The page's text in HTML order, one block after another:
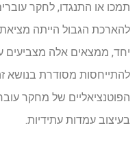
תמכו או התנגדו, לחקר
להארכת הגבול הייתה
יחד, ממצאים אלה מצביעים
להתייחסות מסודרת בנושא
הפוטנציאליים של מחקר
בעיצוב עמדות עתידיות.